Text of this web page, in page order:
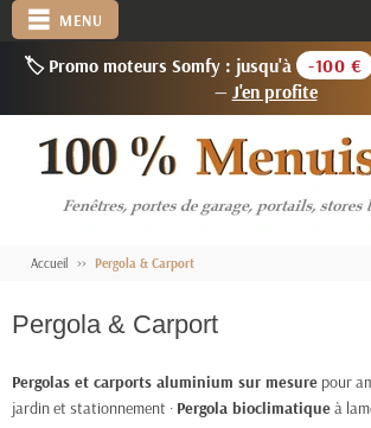
🏷️ Promo moteurs Somfy : jusqu'à -100 €
— J'en profite
MENU
Accueil Pergola & Carport
Pergola & Carport
Pergolas et carports aluminium sur mesure pour
jardin et stationnement · Pergola bioclimatiqueà